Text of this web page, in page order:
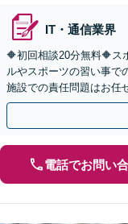
IT・通信業界
🔶初回相談20分無料🔶ス
ルやスポーツの習い事で
施設での責任問題はお任
相談にも対応【顧問契約
電話でお問い